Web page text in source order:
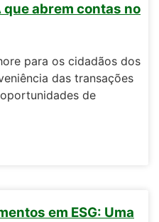
que abrem contas no
para os cidadãos dos
das transações
de
em ESG: Uma